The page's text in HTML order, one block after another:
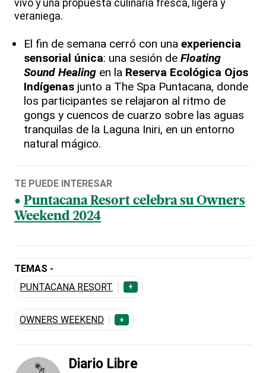
vivo y una propuesta culinaria fresca, ligera y
veraniega.
El fin de semana cerró con una experiencia
sensorial única: una sesión de Floating
Sound Healing en la Reserva Ecológica Ojos
Indígenas junto a The Spa Puntacana, donde
los participantes se relajaron al ritmo de
gongs y cuencos de cuarzo sobre las aguas
tranquilas de la Laguna Iniri, en un entorno
natural mágico.
TE PUEDE INTERESAR
Puntacana Resort celebra su Owners
Weekend 2024
TEMAS -
PUNTACANA RESORT
+
OWNERS WEEKEND +
Diario Libre